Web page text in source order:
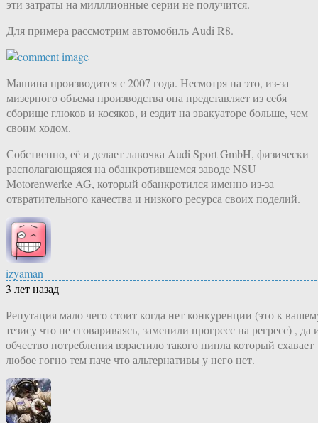
эти затраты на милллионные серии не получится.
Для примера рассмотрим автомобиль Audi R8.
Машина производится с 2007 года. Несмотря на это, из-за
мизерного объема производства она представляет из себя
сборище глюков и косяков, и ездит на эвакуаторе больше, чем
своим ходом.
Собственно, её и делает лавочка Audi Sport GmbH, физически
располагающаяся на обанкротившемся заводе NSU
Motorenwerke AG, который обанкротился именно из-за
отвратительного качества и низкого ресурса своих поделий.
izyaman
3 лет назад
Репутация мало чего стоит когда нет конкуренции (это к
тезису что не сговариваясь, заменили прогресс на регресс) , да
обчество потребления взрастило такого пипла который схавает
любое гогно тем паче что альтернативы у него нет.